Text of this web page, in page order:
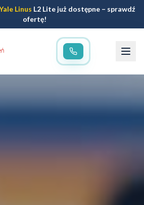
Linus L2 Lite już dostępne – sprawdź
ofertę!